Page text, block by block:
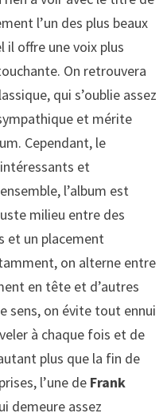
l’un des plus beaux
il offre une voix plus
On retrouvera
qui s’oublie assez
et mérite
Cependant, le
et
l’album est
milieu entre des
et un placement
on alterne entre
en tête et d’autres
sens, on évite tout ennui
à chaque fois et de
plus que la fin de
l’une de Frank
demeure assez